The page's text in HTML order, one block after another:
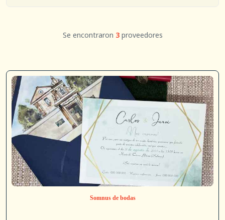
Se encontraron 3proveedores
Somnus de bodas